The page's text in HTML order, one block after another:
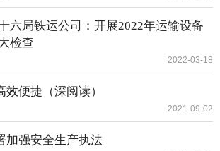
六局铁运公司：开展2022年运输设备
检查
2022-03-18
便捷（深阅读）
2021-09-02
加强安全生产执法